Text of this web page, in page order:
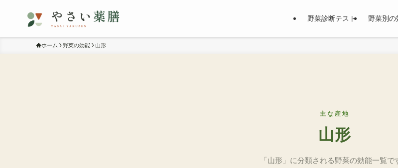
野菜診断テスト 野菜別の
ホーム 野菜の効能 山形
主な産地
山形
「山形」に分類される野菜の効能一覧で